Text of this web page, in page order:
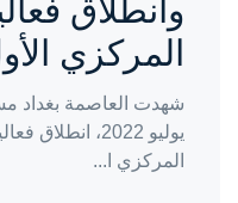
وانطلاق
المركزي
يوليو 2022،
المركزي ا...